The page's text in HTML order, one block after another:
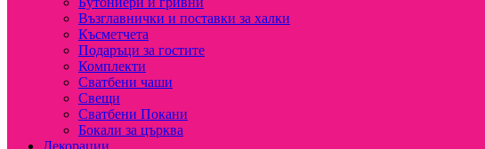
Възглавнички и поставки за халки
Късметчета
Подаръци за гостите
Комплекти
Сватбени чаши
Свещи
Сватбени Покани
Бокали за църква